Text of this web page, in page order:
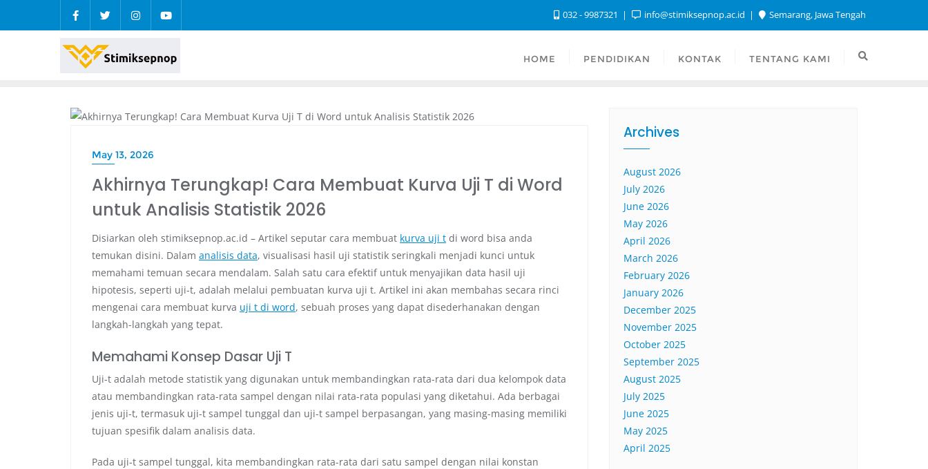
032 - 9987321 info@stimiksepnop.ac.id Semarang, Jawa Tengah
HOME PENDIDIKAN KONTAK TENTANG KAMI
May 13, 2026
Akhirnya Terungkap! Cara Membuat Kurva Uji T di Word
untuk Analisis Statistik 2026
Disiarkan oleh stimiksepnop.ac.id – Artikel seputar cara membuat kurva uji t di word bisa anda
temukan disini. Dalam analisis data, visualisasi hasil uji statistik seringkali menjadi kunci untuk
memahami temuan secara mendalam. Salah satu cara efektif untuk menyajikan data hasil uji
hipotesis, seperti uji-t, adalah melalui pembuatan kurva uji t. Artikel ini akan membahas secara rinci
mengenai cara membuat kurva uji t di word, sebuah proses yang dapat disederhanakan dengan
langkah-langkah yang tepat.
Memahami Konsep Dasar Uji T
Uji-t adalah metode statistik yang digunakan untuk membandingkan rata-rata dari dua kelompok data
atau membandingkan rata-rata sampel dengan nilai rata-rata populasi yang diketahui. Ada berbagai
jenis uji-t, termasuk uji-t sampel tunggal dan uji-t sampel berpasangan, yang masing-masing memiliki
tujuan spesifik dalam analisis data.
Pada uji-t sampel tunggal, kita membandingkan rata-rata dari satu sampel dengan nilai konstan
Archives
August 2026
July 2026
June 2026
May 2026
April 2026
March 2026
February 2026
January 2026
December 2025
November 2025
October 2025
September 2025
August 2025
July 2025
June 2025
May 2025
April 2025